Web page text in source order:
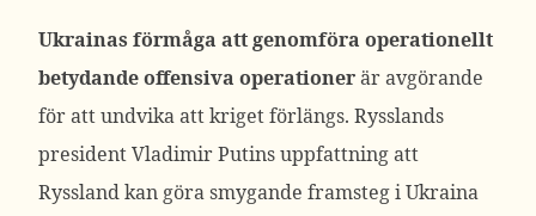
Ukrainas förmåga att genomföra operationellt
betydande offensiva operationerär avgörande
för att undvika att kriget förlängs. Rysslands
president Vladimir Putins uppfattning att
Ryssland kan göra smygande framsteg i Ukraina